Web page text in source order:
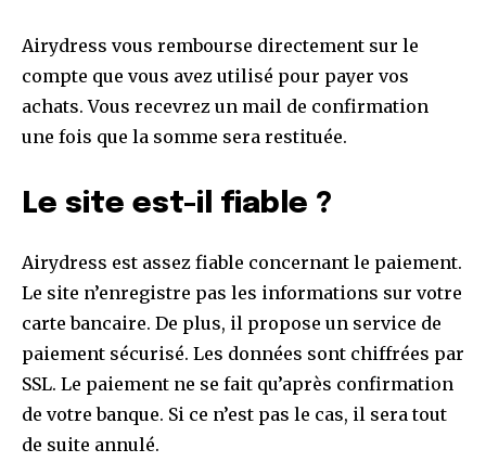
Airydress vous rembourse directement sur le
compte que vous avez utilisé pour payer vos
achats. Vous recevrez un mail de confirmation
une fois que la somme sera restituée.
Le site est-il fiable ?
Airydress est assez fiable concernant le paiement.
Le site n’enregistre pas les informations sur votre
carte bancaire. De plus, il propose un service de
paiement sécurisé. Les données sont chiffrées par
SSL. Le paiement ne se fait qu’après confirmation
de votre banque. Si ce n’est pas le cas, il sera tout
de suite annulé.